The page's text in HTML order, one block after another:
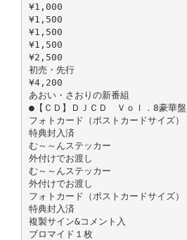
¥1,000
¥1,500
¥1,500
¥1,500
¥2,500
初売・先行
¥4,200
あおい・さおりの新番組
●【ＣＤ】ＤＪＣＤ Ｖｏｌ．8豪華盤
フォトカード（ポストカードサイズ）
特典封入済
む～～んステッカー
外付けでお渡し
む～～んステッカー
外付けでお渡し
フォトカード（ポストカードサイズ）
特典封入済
複製サイン&コメント入
ブロマイド１枚